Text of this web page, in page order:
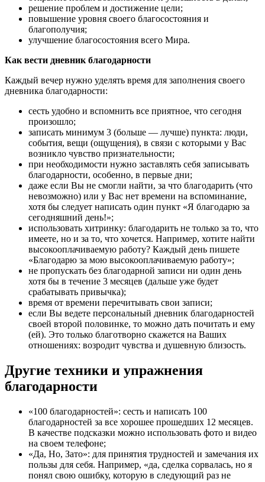
решение проблем и достижение цели;
повышение уровня своего благосостояния и
благополучия;
улучшение благосостояния всего Мира.
Как вести дневник благодарности
Каждый вечер нужно уделять время для заполнения своего
дневника благодарности:
сесть удобно и вспомнить все приятное, что сегодня
произошло;
записать минимум 3 (больше — лучше) пункта: люди,
события, вещи (ощущения), в связи с которыми у Вас
возникло чувство признательности;
при необходимости нужно заставлять себя записывать
благодарности, особенно, в первые дни;
даже если Вы не смогли найти, за что благодарить (что
невозможно) или у Вас нет времени на вспоминание,
хотя бы следует написать один пункт «Я благодарю за
сегодняшний день!»;
использовать хитринку: благодарить не только за то, что
имеете, но и за то, что хочется. Например, хотите найти
высокооплачиваемую работу? Каждый день пишете
«Благодарю за мою высокооплачиваемую работу»;
не пропускать без благодарной записи ни один день
хотя бы в течение 3 месяцев (дальше уже будет
срабатывать привычка);
время от времени перечитывать свои записи;
если Вы ведете персональный дневник благодарностей
своей второй половинке, то можно дать почитать и ему
(ей). Это только благотворно скажется на Ваших
отношениях: возродит чувства и душевную близость.
Другие техники и упражнения
благодарности
«100 благодарностей»: сесть и написать 100
благодарностей за все хорошее прошедших 12 месяцев.
В качестве подсказки можно использовать фото и видео
на своем телефоне;
«Да, Но, Зато»: для принятия трудностей и замечания их
пользы для себя. Например, «да, сделка сорвалась, но я
понял свою ошибку, которую в следующий раз не